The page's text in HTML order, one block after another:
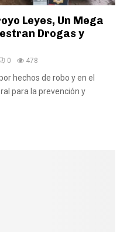
Leyes, Un Mega
Drogas y
0 478
hechos de robo y en el
para la prevención y